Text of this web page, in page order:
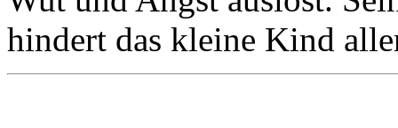
hindert das kleine Kind